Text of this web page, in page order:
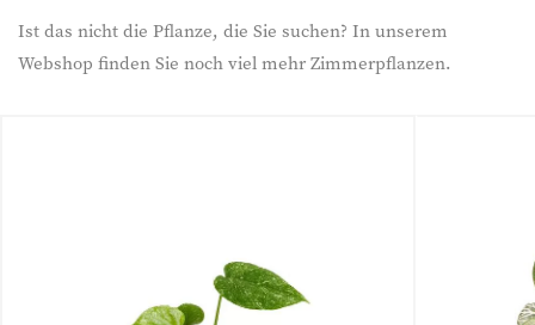
Ist das nicht die Pflanze, die Sie suchen? In unserem
Webshop finden Sie noch viel mehr Zimmerpflanzen.